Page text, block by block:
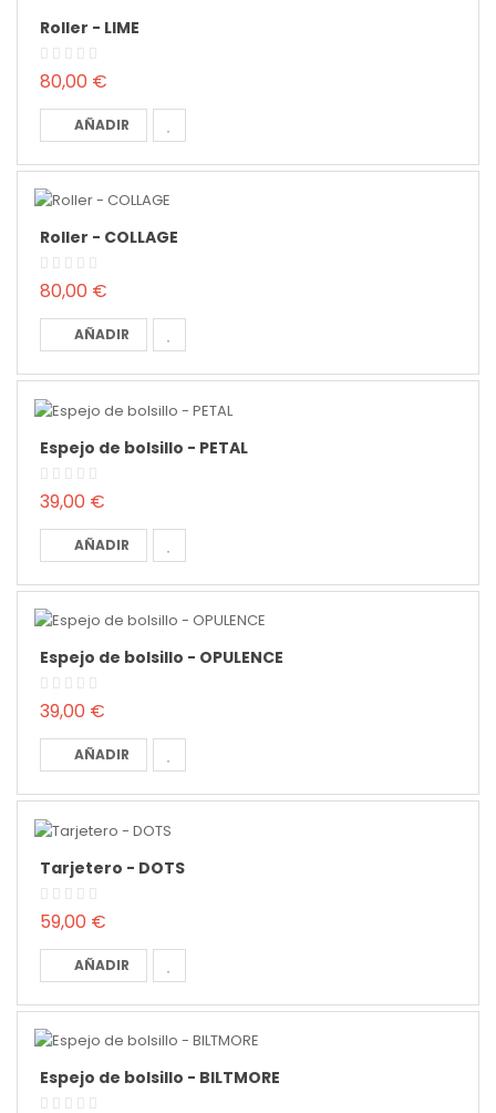
Roller - LIME
80,00 €
AÑADIR
Roller - COLLAGE
80,00 €
AÑADIR
Espejo de bolsillo - PETAL
39,00 €
AÑADIR
Espejo de bolsillo - OPULENCE
39,00 €
AÑADIR
Tarjetero - DOTS
59,00 €
AÑADIR
Espejo de bolsillo - BILTMORE